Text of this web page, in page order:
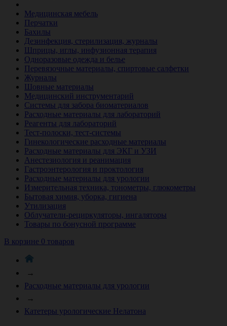
Медицинская мебель
Перчатки
Бахилы
Дезинфекция, стерилизация, журналы
Шприцы, иглы, инфузионная терапия
Одноразовые одежда и белье
Перевязочные материалы, спиртовые салфетки
Журналы
Шовные материалы
Медицинский инструментарий
Системы для забора биоматериалов
Расходные материалы для лабораторий
Реагенты для лабораторий
Тест-полоски, тест-системы
Гинекологические расходные материалы
Расходные материалы для ЭКГ и УЗИ
Анестезиология и реанимация
Гастроэнтерология и проктология
Расходные материалы для урологии
Измерительная техника, тонометры, глюкометры
Бытовая химия, уборка, гигиена
Утилизация
Облучатели-рециркуляторы, ингаляторы
Товары по бонусной программе
В корзине 0 товаров
→
Расходные материалы для урологии
→
Катетеры урологические Нелатона